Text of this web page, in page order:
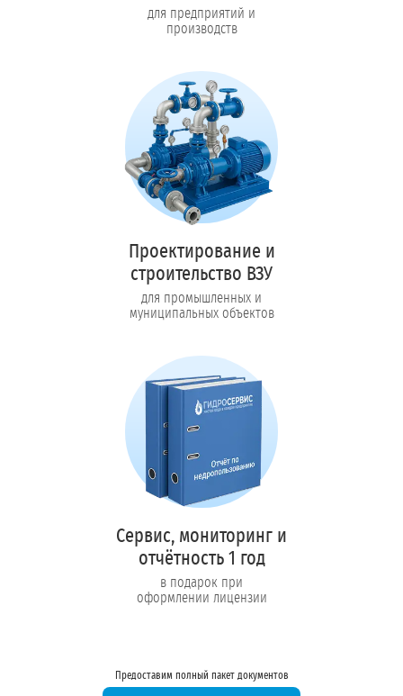
для предприятий и
производств
Проектирование и
строительство ВЗУ
для промышленных и
муниципальных объектов
Сервис, мониторинг и
отчётность 1 год
в подарок при
оформлении лицензии
Предоставим полный пакет документов